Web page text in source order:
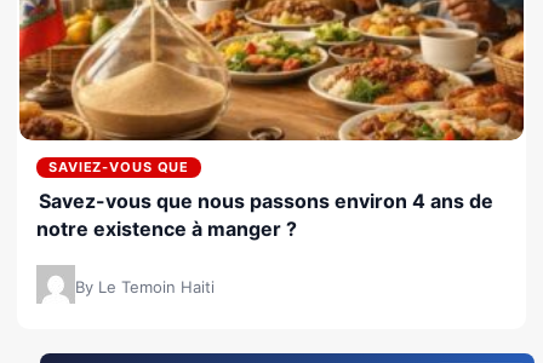
SAVIEZ-VOUS QUE
Savez-vous que nous passons environ 4 ans de
notre existence à manger ?
By Le Temoin Haiti